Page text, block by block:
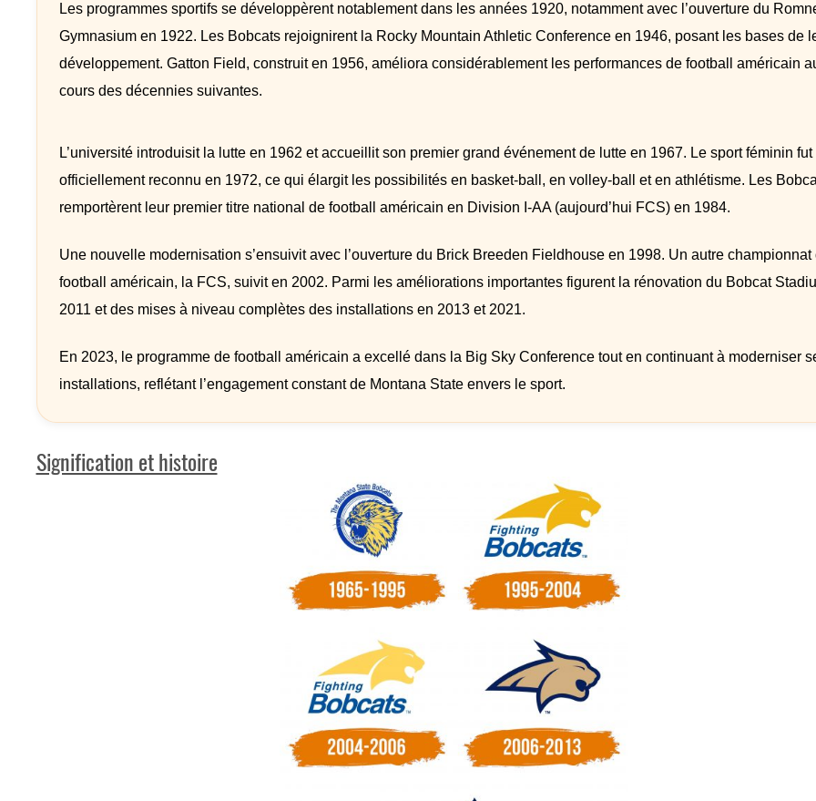
Les programmes sportifs se développèrent notablement dans les années 1920, notamment avec l’ouverture du
Gymnasium en 1922. Les Bobcats rejoignirent la Rocky Mountain Athletic Conference en 1946, posant les bases de
développement. Gatton Field, construit en 1956, améliora considérablement les performances de football américain
cours des décennies suivantes.
L’université introduisit la lutte en 1962 et accueillit son premier grand événement de lutte en 1967. Le sport féminin fut
officiellement reconnu en 1972, ce qui élargit les possibilités en basket-ball, en volley-ball et en athlétisme. Les
remportèrent leur premier titre national de football américain en Division I-AA (aujourd’hui FCS) en 1984.
Une nouvelle modernisation s’ensuivit avec l’ouverture du Brick Breeden Fieldhouse en 1998. Un autre championnat
football américain, la FCS, suivit en 2002. Parmi les améliorations importantes figurent la rénovation du Bobcat
2011 et des mises à niveau complètes des installations en 2013 et 2021.
En 2023, le programme de football américain a excellé dans la Big Sky Conference tout en continuant à moderniser
installations, reflétantl’engagement constant de Montana State envers le sport.
Signification et histoire